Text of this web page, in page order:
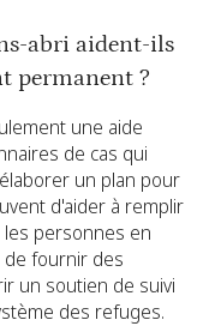
abri aident-ils
permanent ?
une aide
de cas qui
un plan pour
d'aider à remplir
personnes en
de fournir des
un soutien de suivi
des refuges.